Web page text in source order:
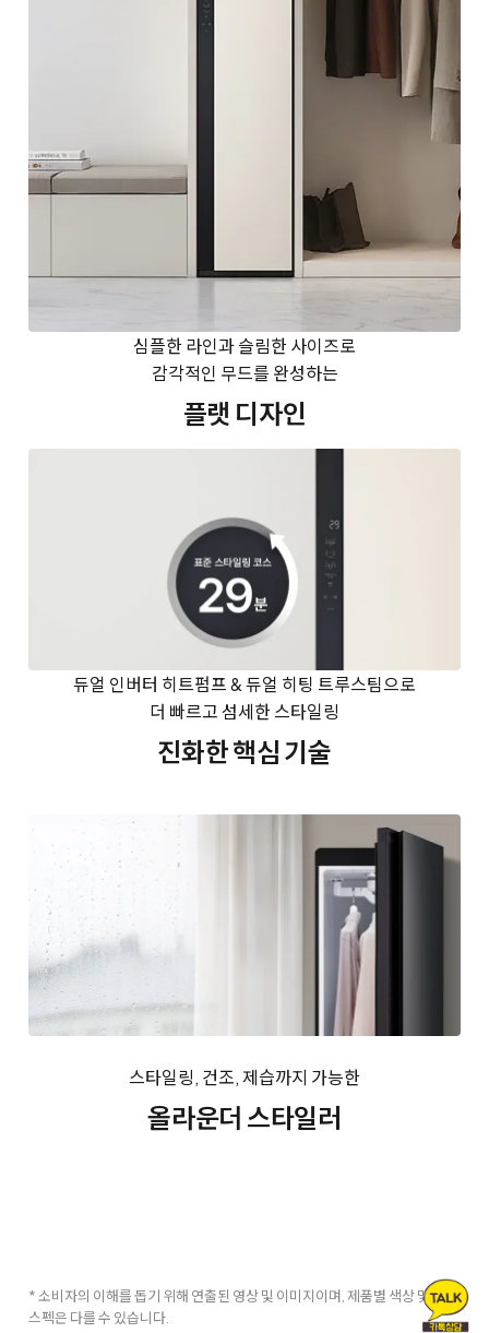
심플한 라인과 슬림한 사이즈로
감각적인 무드를 완성하는
플랫 디자인
듀얼 인버터 히트펌프 & 듀얼 히팅 트루스팀으로
더 빠르고 섬세한 스타일링
진화한 핵심 기술
스타일링, 건조, 제습까지 가능한
올라운더 스타일러
* 소비자의 이해를 돕기 위해 연출된 영상 및 이미지이며, 제품별 색상 및
스펙은 다를 수 있습니다.